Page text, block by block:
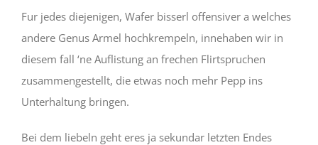
Fur jedes diejenigen, Wafer bisserl offensiver a welches
andere Genus Armel hochkrempeln, innehaben wir in
diesem fall ‘ne Auflistung an frechen Flirtspruchen
zusammengestellt, die etwas noch mehr Pepp ins
Unterhaltung bringen.
Bei dem liebeln geht eres ja sekundar letzten Endes